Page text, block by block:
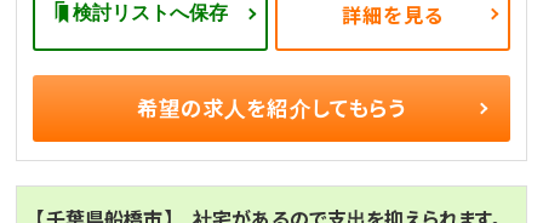
検討リストへ保存 詳細を見る
希望の求人を紹介してもらう